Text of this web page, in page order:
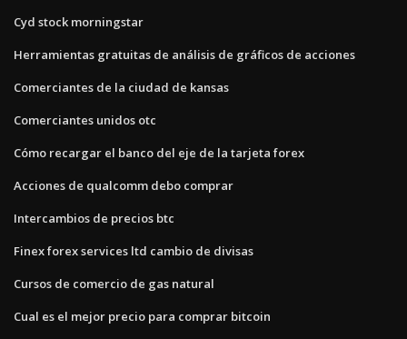
Cyd stock morningstar
Herramientas gratuitas de análisis de gráficos de acciones
Comerciantes de la ciudad de kansas
Comerciantes unidos otc
Cómo recargar el banco del eje de la tarjeta forex
Acciones de qualcomm debo comprar
Intercambios de precios btc
Finex forex services ltd cambio de divisas
Cursos de comercio de gas natural
Cual es el mejor precio para comprar bitcoin